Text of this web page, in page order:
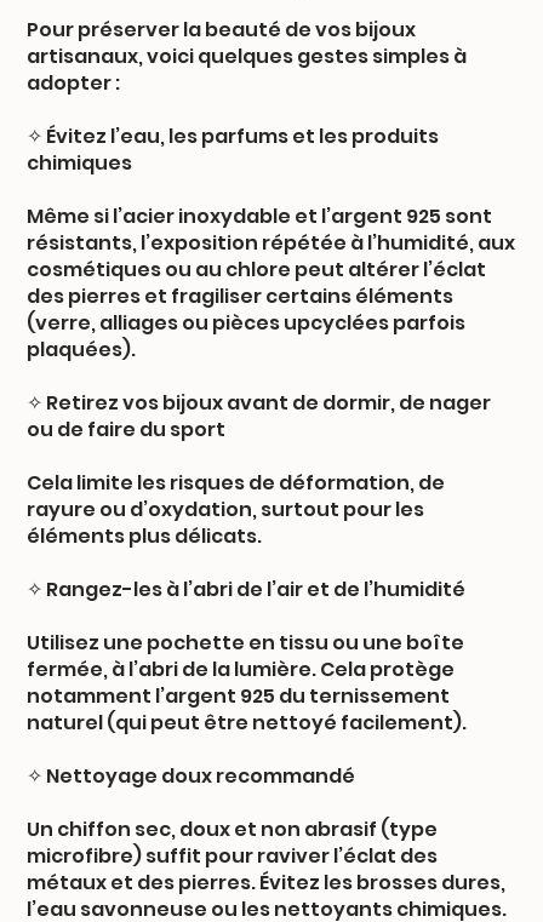
Pour préserver la beauté de vos bijoux
artisanaux, voici quelques gestes simples à
adopter :
✧ Évitez l’eau, les parfums et les produits
chimiques
Même si l’acier inoxydable et l’argent 925 sont
résistants, l’exposition répétée à l’humidité, aux
cosmétiques ou au chlore peut altérer l’éclat
des pierres et fragiliser certains éléments
(verre, alliages ou pièces upcyclées parfois
plaquées).
✧ Retirez vos bijoux avant de dormir, de nager
ou de faire du sport
Cela limite les risques de déformation, de
rayure ou d’oxydation, surtout pour les
éléments plus délicats.
✧ Rangez-les à l’abri de l’air et de l’humidité
Utilisez une pochette en tissu ou une boîte
fermée, à l’abri de la lumière. Cela protège
notamment l’argent 925 du ternissement
naturel (qui peut être nettoyé facilement).
✧ Nettoyage doux recommandé
Un chiffon sec, doux et non abrasif (type
microfibre) suffit pour raviver l’éclat des
métaux et des pierres. Évitez les brosses dures,
l’eau savonneuse ou les nettoyants chimiques.